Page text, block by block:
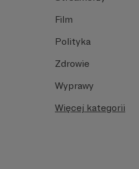
Film
Polityka
Zdrowie
Wyprawy
Więcej kategorii